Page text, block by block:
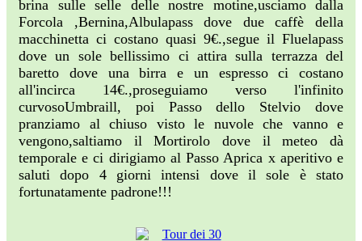
brina sulle selle delle nostre motine,usciamo dalla
Forcola ,Bernina,Albulapass dove due caffè della
macchinetta ci costano quasi 9€.,segue il Fluelapass
dove un sole bellissimo ci attira sulla terrazza del
baretto dove una birra e un espresso ci costano
all'incirca 14€.,proseguiamo verso l'infinito
curvosoUmbraill, poi Passo dello Stelvio dove
pranziamo al chiuso visto le nuvole che vanno e
vengono,saltiamo il Mortirolo dove il meteo dà
temporale e ci dirigiamo al Passo Aprica x aperitivo e
saluti dopo 4 giorni intensi dove il sole è stato
fortunatamente padrone!!!